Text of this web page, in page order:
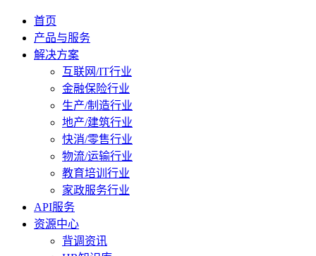
首页
产品与服务
解决方案
互联网/IT行业
金融保险行业
生产/制造行业
地产/建筑行业
快消/零售行业
物流/运输行业
教育培训行业
家政服务行业
API服务
资源中心
背调资讯